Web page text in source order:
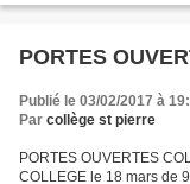
PORTES
Publié le 03/02/2017 à
Par collège st pierre
PORTES OUVERTES
COLLEGE le 18 mars de